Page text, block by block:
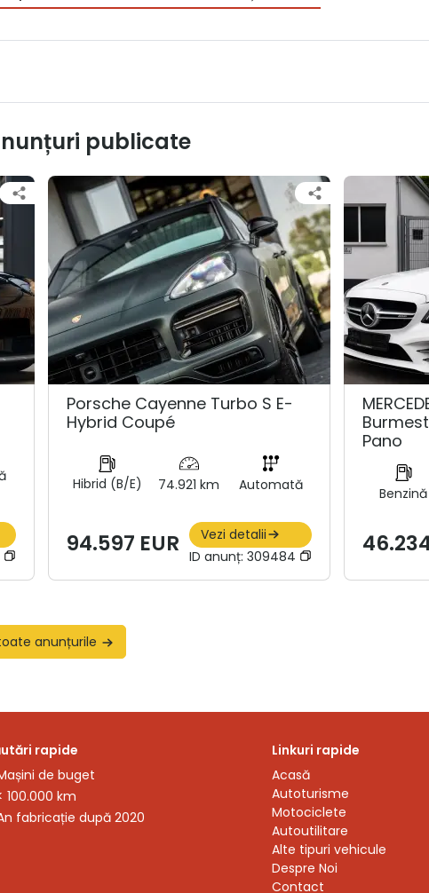
publicate
Porsche Cayenne Turbo S E-
Hybrid Coupé
Hibrid (B/E) 74.921 km Automată
94.597 EUR
Vezi detalii
ID anunț:309484
Pano
Benzină
anunțurile
rapide
de buget
100.000 km
fabricație după 2020
Linkuri rapide
Acasă
Autoturisme
Motociclete
Autoutilitare
Alte tipuri vehicule
Despre Noi
Contact